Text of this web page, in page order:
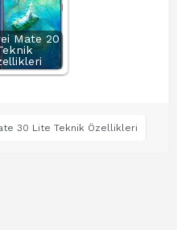
Mate 20
30 Lite Teknik Özellikleri